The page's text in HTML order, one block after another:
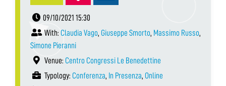
09/10/2021 15:30
With: Claudia Vago, Giuseppe Smorto, Massimo Russo,
Simone Pieranni
Venue: Centro Congressi Le Benedettine
Typology: Conferenza, In Presenza, Online